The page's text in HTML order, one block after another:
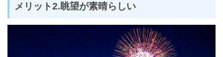
メリット2.眺望が素晴らしい